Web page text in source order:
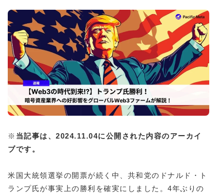
※ 当記事は、2024.11.04に公開された内容のアーカイ
ブです。
米国大統領選挙の開票が続く中、共和党のドナルド・ト
ランプ氏が事実上の勝利を確実にしました。4年ぶりの